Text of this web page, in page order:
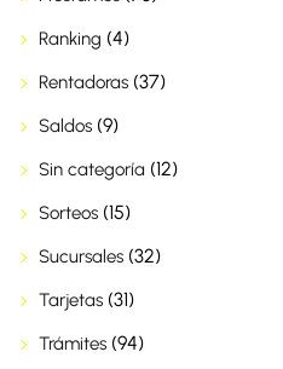
Ranking (4)
Rentadoras (37)
Saldos (9)
Sin categoría (12)
Sorteos (15)
Sucursales (32)
Tarjetas (31)
Trámites (94)